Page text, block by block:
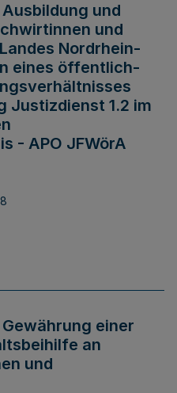
und
und
Nordrhein-
eines öffentlich-
Justizdienst 1.2 im
- APO JFWörA
einer
an
und